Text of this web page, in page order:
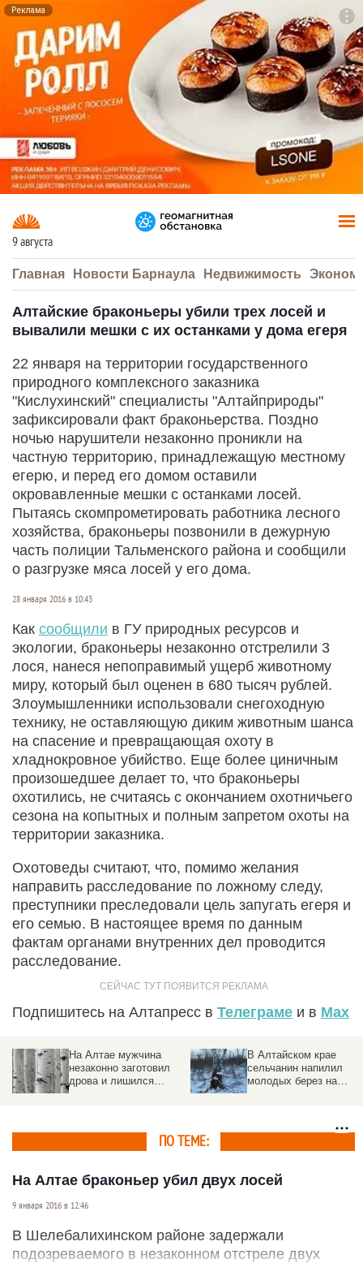
Реклама
9 августа
Главная Новости Барнаула Недвижимость
Алтайские браконьеры убили трех лосей и
вывалили мешки с их останками у дома егеря
22 января на территории государственного
природного комплексного заказника
"Кислухинский" специалисты "Алтайприроды"
зафиксировали факт браконьерства. Поздно
ночью нарушители незаконно проникли на
частную территорию, принадлежащую местному
егерю, и перед его домом оставили
окровавленные мешки с останками лосей.
Пытаясь скомпрометировать работника лесного
хозяйства, браконьеры позвонили в дежурную
часть полиции Тальменского района и сообщили
о разгрузке мяса лосей у его дома.
28 января 2016 в 10:43
Как сообщили в ГУ природных ресурсов и
экологии, браконьеры незаконно отстрелили 3
лося, нанеся непоправимый ущерб животному
миру, который был оценен в 680 тысяч рублей.
Злоумышленники использовали снегоходную
технику, не оставляющую диким животным шанса
на спасение и превращающая охоту в
хладнокровное убийство. Еще более циничным
произошедшее делает то, что браконьеры
охотились, не считаясь с окончанием охотничьего
сезона на копытных и полным запретом охоты на
территории заказника.
Охотоведы считают, что, помимо желания
направить расследование по ложному следу,
преступники преследовали цель запугать егеря и
его семью. В настоящее время по данным
фактам органами внутренних дел проводится
расследование.
Подпишитесь на Алтапресс в Телеграме и в Max
На Алтае мужчина
незаконно заготовил
дрова и лишился
В Алтайском крае
сельчанин напилил
молодых берез на
ПО ТЕМЕ:
На Алтае браконьер убил двух лосей
9 января 2016 в 12:46
В Шелебалихинском районе задержали
подозреваемого в незаконном отстреле двух